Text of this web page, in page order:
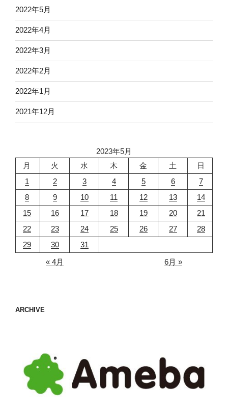
2022年5月
2022年4月
2022年3月
2022年2月
2022年1月
2021年12月
2023年5月
月
火 水 木 金 土
日
1
2 3 4 5 6
7
8
9 10 11 12 13
14
15
16 17 18 19 20
21
22
23 24 25 26 27
28
29
30
31
« 4月
6月 »
ARCHIVE